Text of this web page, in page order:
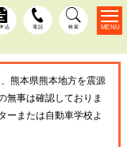
込 電話 検索
熊本県熊本地方を震源
無事は確認しておりま
ーまたは自動車学校よ
MENU